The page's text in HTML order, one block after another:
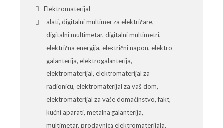
Elektromaterijal
alati, digitalni multimer za električare,
digitalni multimetar, digitalni multimetri,
električna energija, električni napon, elektro
galanterija, elektrogalanterija,
elektromaterijal, elektromaterijal za
radionicu, elektromaterijal za vaš dom,
elektromaterijal za vaše domaćinstvo,fakt,
kućni aparati, metalna galanterija,
multimetar, prodavnica elektromaterijala,